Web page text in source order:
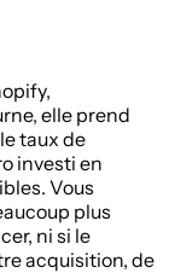
elle prend
taux de
investi en
Vous
plus
ni si le
acquisition, de